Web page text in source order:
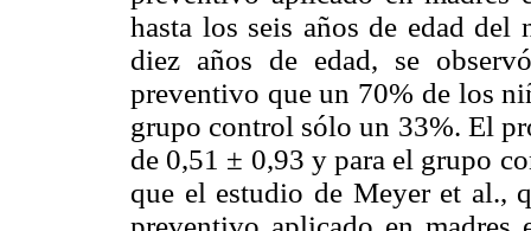
hasta los seis años de edad
diez años de edad, se
preventivo que un 70% de los
grupo control sólo un 33%. El
de 0,51 ± 0,93 y para el grupo
que el estudio de Meyer et al.,